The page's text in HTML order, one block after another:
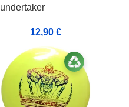
undertaker
12,90 €